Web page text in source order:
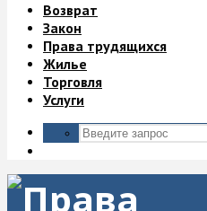
Возврат
Закон
Права трудящихся
Жилье
Торговля
Услуги